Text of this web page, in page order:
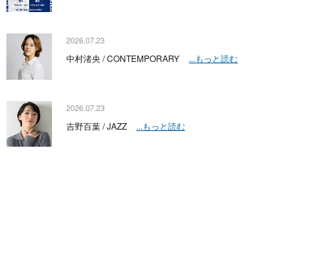
2026.07.23
中村渚央 / CONTEMPORARY ...もっと読む
2026.07.23
吉野百葉 / JAZZ ...もっと読む